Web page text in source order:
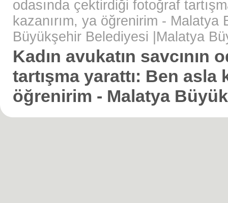
odasında çektirdiği fotoğraf
kazanırım, ya öğrenirim -
Büyükşehir Belediyesi
Malatya
Kadın avukatın
tartışma yarattı: Ben asla
öğrenirim - Malatya